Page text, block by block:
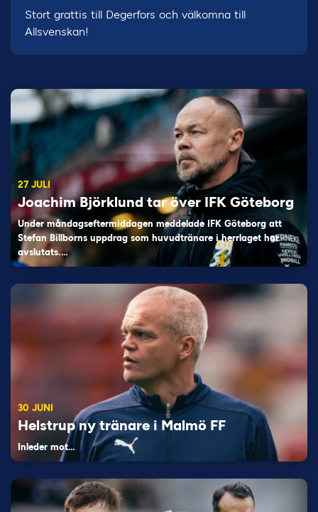
Stort grattis till Degerfors och välkomna till
Allsvenskan!
27 JULI
Joachim Björklund tar över IFK Göteborg
Under måndagseftermiddagen meddelade IFK Göteborg att
Stefan Billborns uppdrag som huvudtränare i herrlaget har
avslutats.…
30 JUNI
Helstrup ny tränare i Malmö FF
Inleder mot…